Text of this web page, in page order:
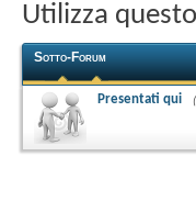
Utilizza
Sotto-Forum
Presentati qui